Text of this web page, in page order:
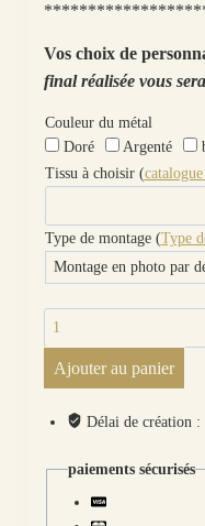
Vos choix de
final réalisée vous
Couleur du métal
Doré
Argenté
Tissu à choisir (catalogue
Type de montage (Type
quantité
de
Boucles
d'oreilles grue
oiseau
TISSU
Ajouter au panier
Délai de création :
paiements sécurisés